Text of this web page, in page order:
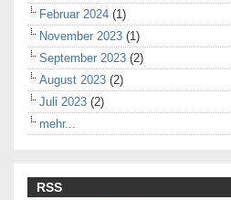
Februar 2024 (1)
November 2023 (1)
September 2023 (2)
August 2023 (2)
Juli 2023 (2)
mehr...
RSS